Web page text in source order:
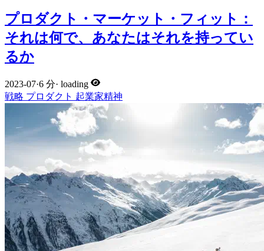
プロダクト・マーケット・フィット：
それは何で、あなたはそれを持ってい
るか
2023-07·6 分· loading
戦略 プロダクト 起業家精神